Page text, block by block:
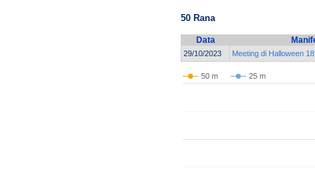
50 Rana
Data
29/10/2023 Meeting di Halloween
50 m 25 m